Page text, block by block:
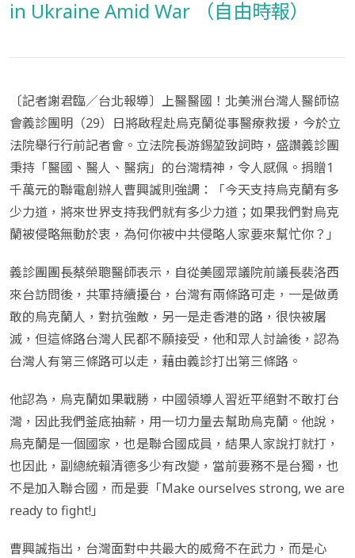
in Ukraine Amid War （自由時報）
〔記者謝君臨／台北報導〕上醫醫國！北美洲台灣人醫師協
會義診團明（29）日將啟程赴烏克蘭從事醫療救援，今於立
法院舉行行前記者會。立法院長游錫堃致詞時，盛讚義診團
秉持「醫國、醫人、醫病」的台灣精神，令人感佩。捐贈1
千萬元的聯電創辦人曹興誠則強調：「今天支持烏克蘭有多
少力道，將來世界支持我們就有多少力道；如果我們對烏克
蘭被侵略無動於衷，為何你被中共侵略人家要來幫忙你？」
義診團團長蔡榮聰醫師表示，自從美國眾議院前議長裴洛西
來台訪問後，共軍持續擾台，台灣有兩條路可走，一是做勇
敢的烏克蘭人，對抗強敵，另一是走香港的路，很快被屠
滅，但這條路台灣人民都不願接受，他和眾人討論後，認為
台灣人有第三條路可以走，藉由義診打出第三條路。
他認為，烏克蘭如果戰勝，中國領導人習近平絕對不敢打台
灣，因此我們釜底抽薪，用一切力量去幫助烏克蘭。他說，
烏克蘭是一個國家，也是聯合國成員，結果人家說打就打，
也因此，副總統賴清德多少有改變，當前要務不是台獨，也
不是加入聯合國，而是要「Make ourselves strong, we are
ready to fight!」
曹興誠指出，台灣面對中共最大的威脅不在武力，而是心